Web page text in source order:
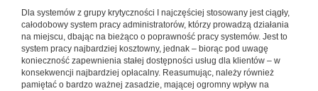
Dla systemów z grupy krytyczności I najczęściej stosowany jest ciągły,
całodobowy system pracy administratorów, któ­rzy prowadzą działania
na miejscu, dbając na bieżąco o po­prawność pracy systemów. Jest to
system pracy najbardziej kosztowny, jednak – biorąc pod uwagę
konieczność zapew­nienia stałej dostępności usług dla klientów – w
konsekwen­cji najbardziej opłacalny. Reasumując, należy również
pamiętać o bardzo ważnej za­sadzie, mającej ogromny wpływ na